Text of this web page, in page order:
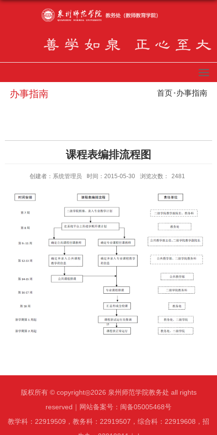
首页 办事指南
办事指南
课程表编排流程图
创建者：系统管理员 时间：2015-05-30 浏览次数： 2481
版权所有 © copyright◎2026 泉州师范学院教务处 all rights
reserved｜网站备案号：闽备05005468号
教学科：22919509，教务科：22919507，综合科：22919608，招